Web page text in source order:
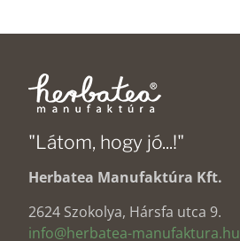
"Látom, hogy jó...!"
Herbatea Manufaktúra Kft.
2624 Szokolya, Hársfa utca 9.
info@herbatea-manufaktura.hu